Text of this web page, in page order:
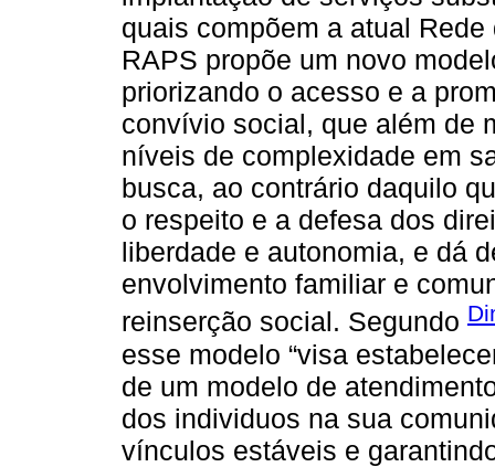
quais compõem a atual
RAPS propõe um novo
priorizando o acesso e a
convívio social, que além de
níveis de complexidade em
busca, ao contrário daquilo
o respeito e a defesa dos
liberdade e autonomia, e dá
envolvimento familiar e
reinserção social. Segundo
esse modelo “visa
de um modelo de
dos individuos na sua
vínculos estáveis e